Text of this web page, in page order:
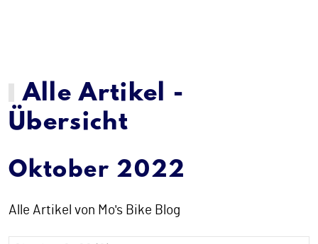
Alle Artikel -
Übersicht
Oktober 2022
Alle Artikel von Mo's Bike Blog